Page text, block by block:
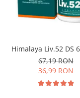
Optimum Nutrition
Osavi
PeScience
Power System
Pro Supps
Himalaya Liv.52 DS
67,19 RON
36,99 RON